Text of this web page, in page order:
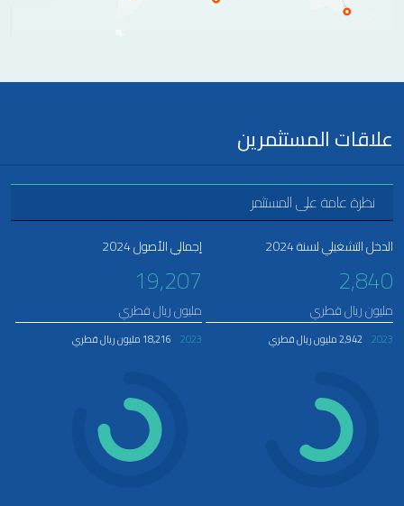
علاقات المستثمرين
نظرة عامة على المستثمر
الدخل التشغيلي لسنة 2024
2,840
مليون ريال قطري
2023 2,942 مليون ريال قطري
إجمالي الأصول 2024
19,207
مليون ريال قطري
2023 18,216 مليون ريال قطري